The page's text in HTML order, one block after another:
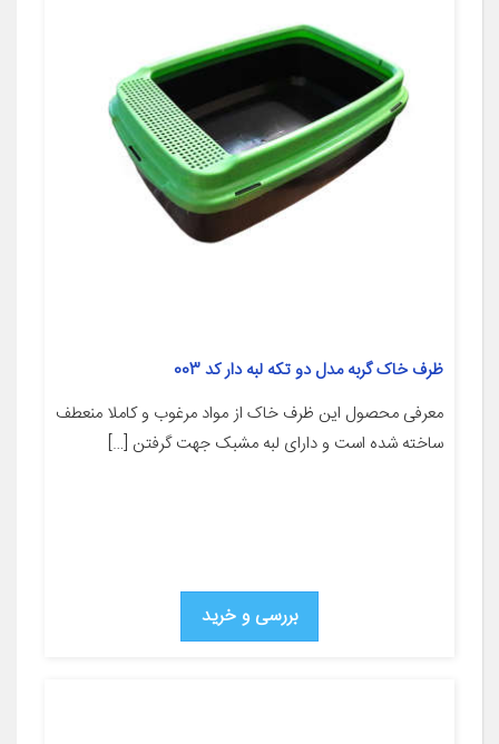
ظرف خاک گربه مدل دو تکه لبه دار کد 003
معرفی محصول این ظرف خاک از مواد مرغوب و کاملا منعطف
ساخته شده است و دارای لبه مشبک جهت گرفتن […]
بررسی و خرید